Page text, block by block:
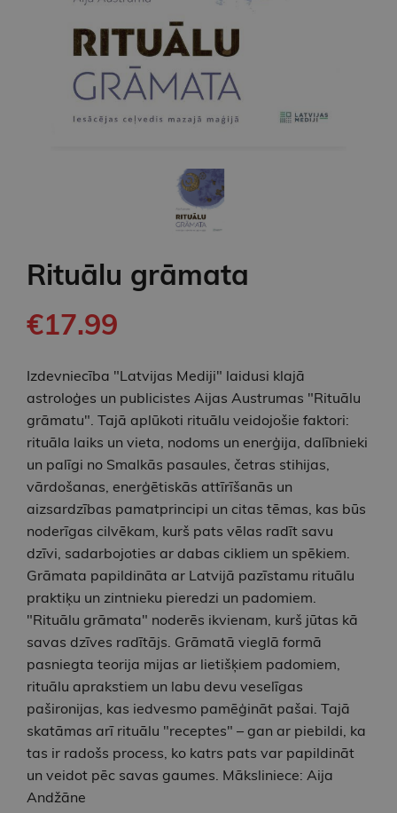
Rituālu grāmata
€17.99
Izdevniecība "Latvijas Mediji" laidusi klajā
astroloģes un publicistes Aijas Austrumas "Rituālu
grāmatu". Tajā aplūkoti rituālu veidojošie faktori:
rituāla laiks un vieta, nodoms un enerģija, dalībnieki
un palīgi no Smalkās pasaules, četras stihijas,
vārdošanas, enerģētiskās attīrīšanās un
aizsardzības pamatprincipi un citas tēmas, kas būs
noderīgas cilvēkam, kurš pats vēlas radīt savu
dzīvi, sadarbojoties ar dabas cikliem un spēkiem.
Grāmata papildināta ar Latvijā pazīstamu rituālu
praktiķu un zintnieku pieredzi un padomiem.
"Rituālu grāmata" noderēs ikvienam, kurš jūtas kā
savas dzīves radītājs. Grāmatā vieglā formā
pasniegta teorija mijas ar lietišķiem padomiem,
rituālu aprakstiem un labu devu veselīgas
pašironijas, kas iedvesmo pamēģināt pašai. Tajā
skatāmas arī rituālu "receptes" – gan ar piebildi, ka
tas ir radošs process, ko katrs pats var papildināt
un veidot pēc savas gaumes. Māksliniece: Aija
Andžāne